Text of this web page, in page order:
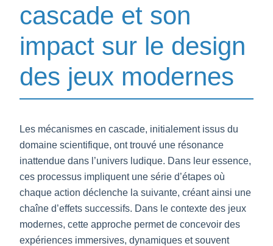
cascade et son
impact sur le design
des jeux modernes
Les mécanismes en cascade, initialement issus du
domaine scientifique, ont trouvé une résonance
inattendue dans l’univers ludique. Dans leur essence,
ces processus impliquent une série d’étapes où
chaque action déclenche la suivante, créant ainsi une
chaîne d’effets successifs. Dans le contexte des jeux
modernes, cette approche permet de concevoir des
expériences immersives, dynamiques et souvent